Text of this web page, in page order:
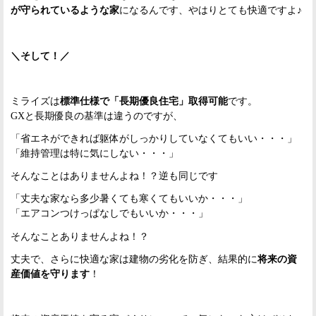
が守られているような家になるんです、やはりとても快適ですよ♪
＼そして！／
ミライズは標準仕様で「長期優良住宅」取得可能です。
GXと長期優良の基準は違うのですが、
「省エネができれば躯体がしっかりしていなくてもいい・・・」
「維持管理は特に気にしない・・・」
そんなことはありませんよね！？逆も同じです
「丈夫な家なら多少暑くても寒くてもいいか・・・」
「エアコンつけっぱなしでもいいか・・・」
そんなことありませんよね！？
丈夫で、さらに快適な家は建物の劣化を防ぎ、結果的に将来の資
産価値を守ります ！